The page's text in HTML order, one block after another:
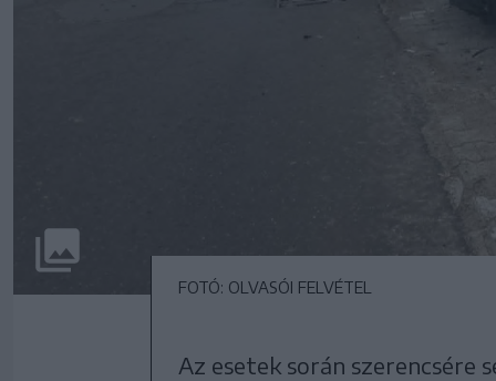
FOTÓ: OLVASÓI FELVÉTEL
Az esetek során szerencsére